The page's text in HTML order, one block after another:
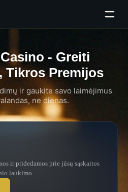
- Greiti
Tikros Premijos
ir gaukite savo laimėjimus
ne dienas.
ir pridedamos prie jūsų sąskaitos
laukimo.